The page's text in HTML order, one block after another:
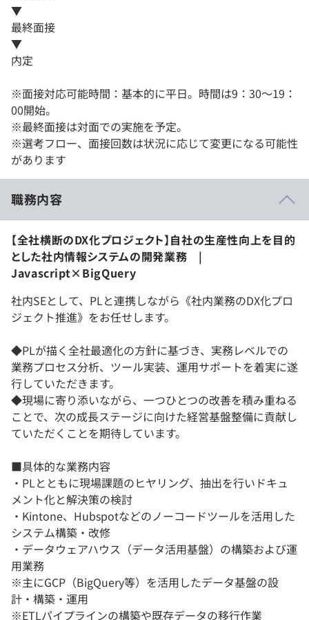
▼
最終面接
▼
内定
※面接対応可能時間：基本的に平日。時間は9：30〜19：
00開始。
※最終面接は対面での実施を予定。
※選考フロー、面接回数は状況に応じて変更になる可能性
があります
職務内容
【全社横断のDX化プロジェクト】自社の生産性向上を目的
とした社内情報システムの開発業務 |
Javascript×BigQuery
社内SEとして、PLと連携しながら《社内業務のDX化プロ
ジェクト推進》をお任せします。
◆PLが描く全社最適化の方針に基づき、実務レベルでの
業務プロセス分析、ツール実装、運用サポートを着実に遂
行していただきます。
◆現場に寄り添いながら、一つひとつの改善を積み重ねる
ことで、次の成長ステージに向けた経営基盤整備に貢献し
ていただくことを期待しています。
■具体的な業務内容
・PLとともに現場課題のヒヤリング、抽出を行いドキュ
メント化と解決策の検討
・Kintone、Hubspotなどのノーコードツールを活用した
システム構築・改修
・データウェアハウス（データ活用基盤）の構築および運
用業務
※主にGCP（BigQuery等）を活用したデータ基盤の設
計・構築・運用
※ETLパイプラインの構築や既存データの移行作業